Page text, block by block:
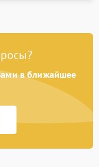
в ближайшее